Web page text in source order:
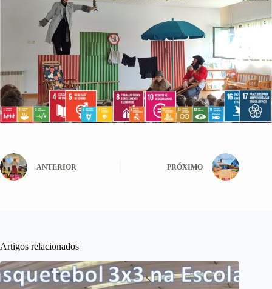
ANTERIOR PRÓXIMO
Artigos relacionados